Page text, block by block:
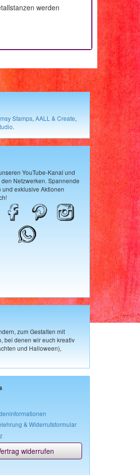
werden
Stamps, AALL & Create,
.
YouTube-Kanal und
Netzwerken. Spannende
und exklusive Aktionen
zum Gestalten mit
bei denen wir euch kreativ
und Halloween),
& Widerrufsformular
widerrufen